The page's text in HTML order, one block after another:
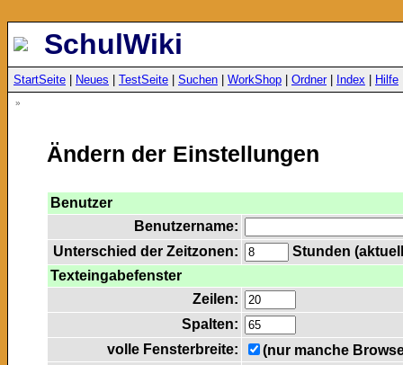
SchulWiki
StartSeite Neues TestSeite Suchen WorkShop Ordner| Index Hilfe
»
Ändern der Einstellungen
Benutzer
Benutzername:
Unterschied der Zeitzonen:
Stunden
Texteingabefenster
Zeilen:
Spalten:
volle Fensterbreite:
(nur manche